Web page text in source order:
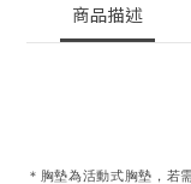
商品描述
＊胸墊為活動式胸墊，若